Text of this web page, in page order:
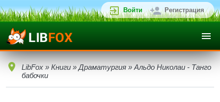
Войти Регистрация
LibFox » Книги » Драматургия » Альдо Николаи - Танго
бабочки